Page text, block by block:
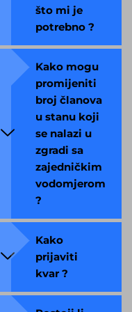
što mi je
potrebno ?
Kako mogu
promijeniti
broj članova
u stanu koji
se nalazi u
zgradi sa
zajedničkim
vodomjerom
?
Kako
prijaviti
kvar ?